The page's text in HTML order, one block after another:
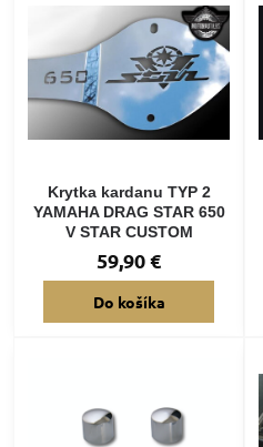
Krytka kardanu TYP 2
YAMAHA DRAG STAR 650
V STAR CUSTOM
59,90 €
Do košíka